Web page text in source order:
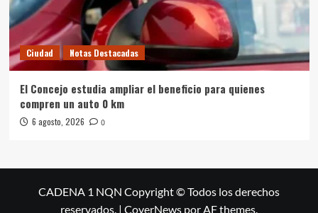
Ciudad Notas Destacadas
El Concejo estudia ampliar el beneficio para quienes
compren un auto 0 km
6 agosto, 2026 0
CADENA 1 NQN Copyright © Todos los derechos
reservados. | CoverNews por AF themes.